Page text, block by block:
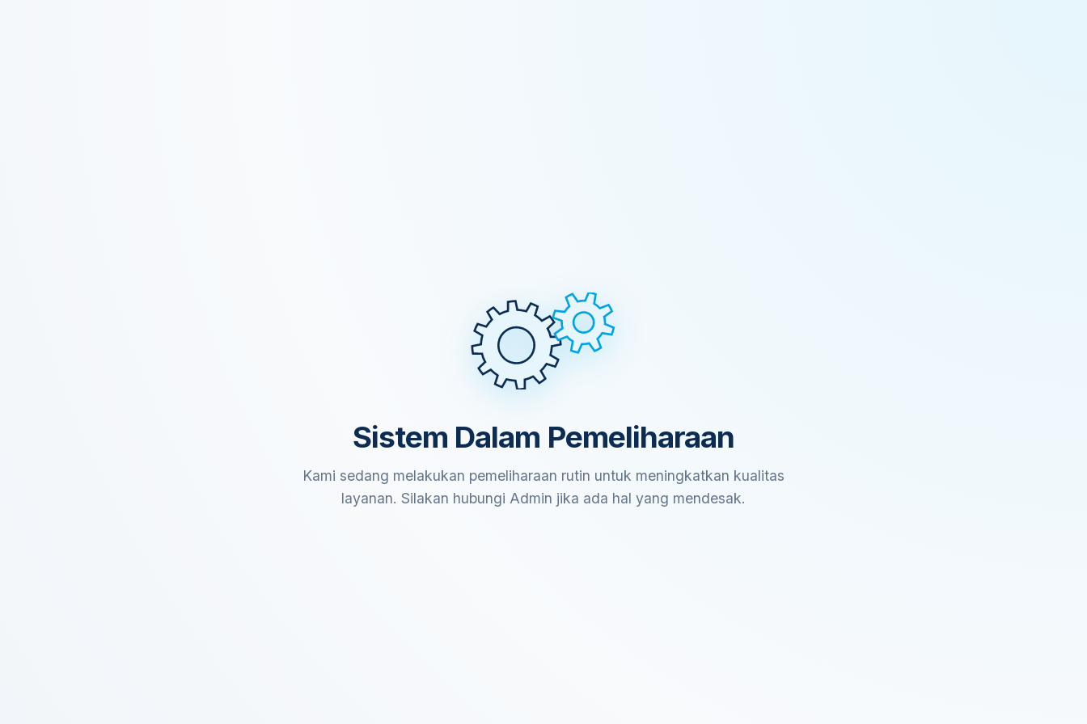
Sistem Dalam Pemeliharaan
Kami sedang melakukan pemeliharaan rutin untuk meningkatkan kualitas
layanan. Silakan hubungi Admin jika ada hal yang mendesak.